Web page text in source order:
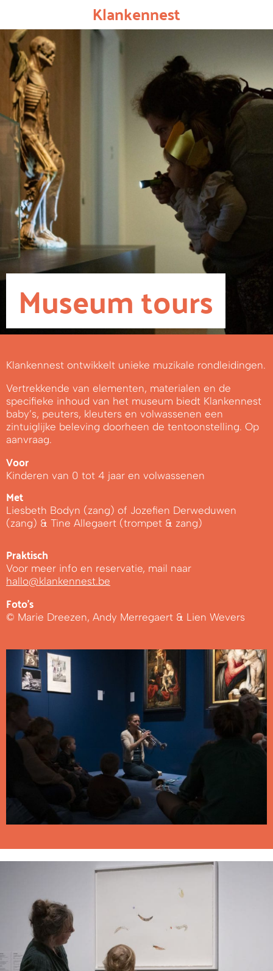
Klankennest
Museum tours
Klankennest ontwikkelt unieke muzikale rondleidingen.
Vertrekkende van elementen, materialen en de
specifieke inhoud van het museum biedt Klankennest
baby’s, peuters, kleuters en volwassenen een
zintuiglijke beleving doorheen de tentoonstelling. Op
aanvraag.
Voor
Kinderen van 0 tot 4 jaar en volwassenen
Met
Liesbeth Bodyn (zang) of Jozefien Derweduwen
(zang) & Tine Allegaert (trompet & zang)
Praktisch
Voor meer info en reservatie, mail naar
hallo@klankennest.be
Foto's
© Marie Dreezen, Andy Merregaert & Lien Wevers